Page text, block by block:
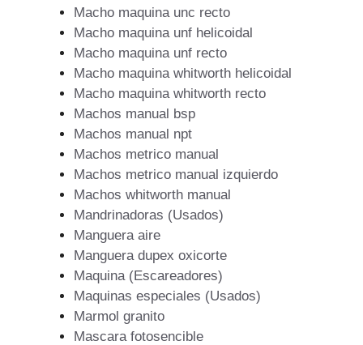
Macho maquina unc recto
Macho maquina unf helicoidal
Macho maquina unf recto
Macho maquina whitworth helicoidal
Macho maquina whitworth recto
Machos manual bsp
Machos manual npt
Machos metrico manual
Machos metrico manual izquierdo
Machos whitworth manual
Mandrinadoras (Usados)
Manguera aire
Manguera dupex oxicorte
Maquina (Escareadores)
Maquinas especiales (Usados)
Marmol granito
Mascara fotosencible